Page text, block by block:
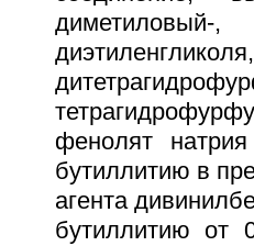
фенолят
бутиллитию в
агента
бутиллитию от